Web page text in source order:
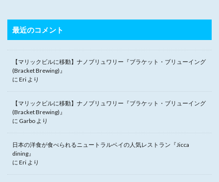
最近のコメント
【マリックビルに移動】ナノブリュワリー『ブラケット・ブリューイング
(Bracket Brewing)』
に Eri より
【マリックビルに移動】ナノブリュワリー『ブラケット・ブリューイング
(Bracket Brewing)』
に Garbo より
日本の洋食が食べられるニュートラルベイの人気レストラン『Jicca
dining』
に Eri より